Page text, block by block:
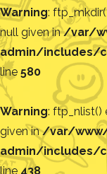
Warning:
null given in/var/
admin/includes/
line 580
Warning: ftp_nlist()
given in/var/
admin/includes/
line 438